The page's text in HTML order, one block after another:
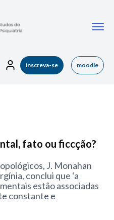
inscreva-se moodle
fato ou ficcção?
J. Monahan
conclui que ‘a
estão associadas
constante e